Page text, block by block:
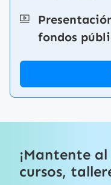
fondos
¡Mantente
cursos,